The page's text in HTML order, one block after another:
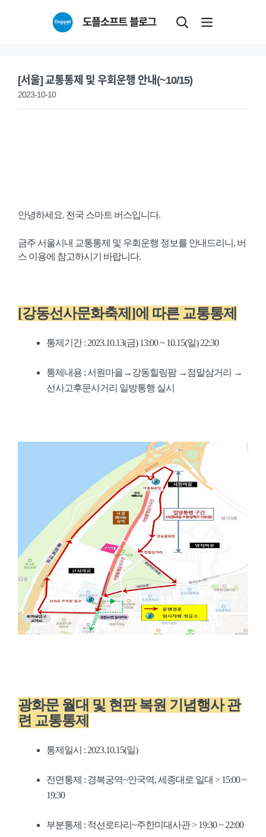
도플소프트 블로그
[서울] 교통통제 및 우회운행 안내(~10/15)
2023-10-10
안녕하세요. 전국 스마트 버스입니다.
금주 서울시내 교통통제 및 우회운행 정보를 안내드리니, 버
스 이용에 참고하시기 바랍니다.
[강동선사문화축제]에 따른 교통통제
통제기간 : 2023.10.13(금) 13:00 ~ 10.15(일) 22:30
통제내용 : 서원마을→강동힐링팜 →점말삼거리 →
선사고후문사거리 일방통행 실시
광화문 월대 및 현판 복원 기념행사 관
련 교통통제
통제일시 : 2023.10.15(일)
전면통제 : 경복궁역~안국역, 세종대로 일대 > 15:00 ~
19:30
부분통제 : 적선로타리~주한미대사관 > 19:30 ~ 22:00